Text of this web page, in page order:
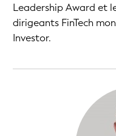
Leadership Award et
dirigeants FinTech
Investor.